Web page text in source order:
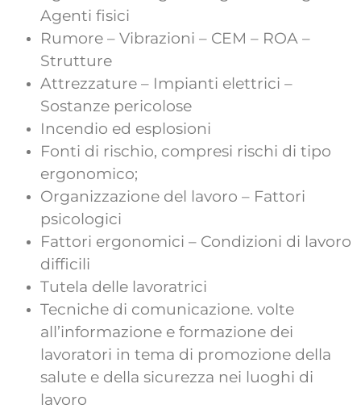
Agenti fisici
Rumore – Vibrazioni – CEM – ROA –
Strutture
Attrezzature – Impianti elettrici –
Sostanze pericolose
Incendio ed esplosioni
Fonti di rischio, compresi rischi di tipo
ergonomico;
Organizzazione del lavoro – Fattori
psicologici
Fattori ergonomici – Condizioni di lavoro
difficili
Tutela delle lavoratrici
Tecniche di comunicazione. volte
all’informazione e formazione dei
lavoratori in tema di promozione della
salute e della sicurezza nei luoghi di
lavoro